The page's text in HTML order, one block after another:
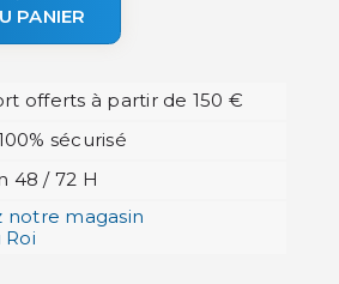
PANIER
offerts à partir de 150 €
sécurisé
48 / 72 H
notre magasin
Roi